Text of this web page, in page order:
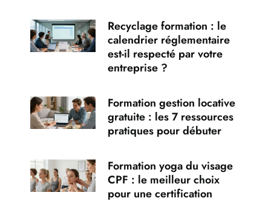
Recyclage formation : le
calendrier réglementaire
est-il respecté par votre
entreprise ?
Formation gestion locative
gratuite : les 7 ressources
pratiques pour débuter
Formation yoga du visage
CPF : le meilleur choix
pour une certification